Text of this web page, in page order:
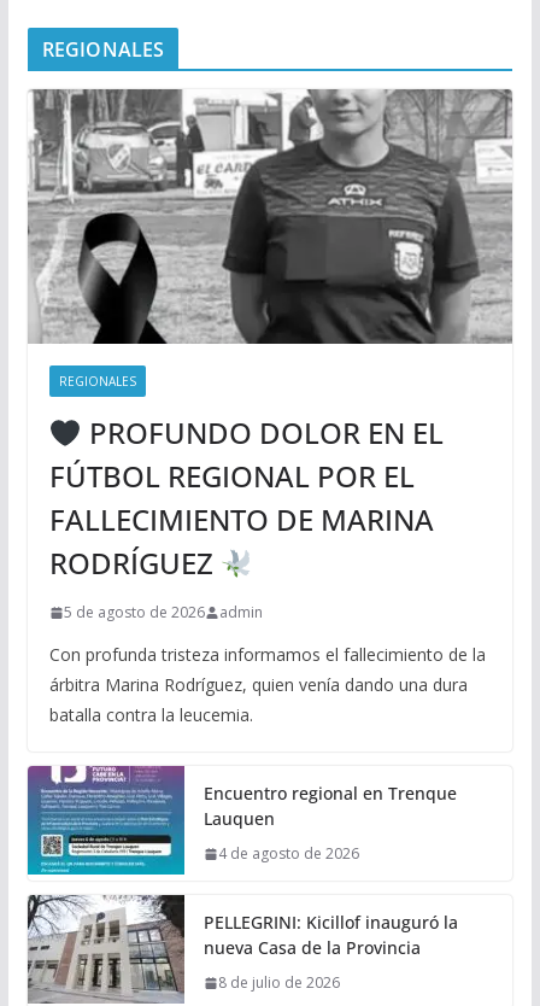
REGIONALES
REGIONALES
PROFUNDO DOLOR EN EL
FÚTBOL REGIONAL POR EL
FALLECIMIENTO DE MARINA
RODRÍGUEZ
5 de agosto de 2026 admin
Con profunda tristeza informamos el fallecimiento de la
árbitra Marina Rodríguez, quien venía dando una dura
batalla contra la leucemia.
Encuentro regional en Trenque
Lauquen
4 de agosto de 2026
PELLEGRINI: Kicillof inauguró la
nueva Casa de la Provincia
8 de julio de 2026